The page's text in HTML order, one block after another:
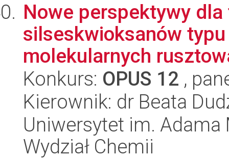
Nowe perspektywy
silseskwioksanów
molekularnych
Konkurs: OPUS 12 ,
Kierownik: dr Beata
Uniwersytet im.
Wydział Chemii